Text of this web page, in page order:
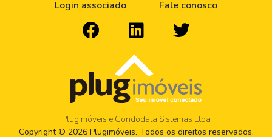
Login associado
Fale conosco
Plugimóveis e Condodata Sistemas Ltda
Copyright © 2026 Plugimóveis. Todos os direitos reservados.